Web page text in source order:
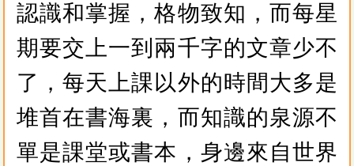
認識和掌握，格物致知，而每星
期要交上一到兩千字的文章少不
了，每天上課以外的時間大多是
堆首在書海裏，而知識的泉源不
單是課堂或書本，身邊來自世界